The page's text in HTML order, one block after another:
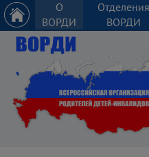
О
ВОРДИ
Отделения
ВОРДИ